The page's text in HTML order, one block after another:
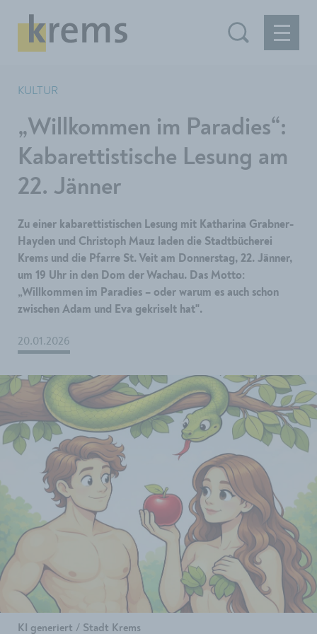
KULTUR
„Willkommen im Paradies“:
Kabarettistische Lesung am
22. Jänner
Zu einer kabarettistischen Lesung mit Katharina Grabner-
Hayden und Christoph Mauz laden die Stadtbücherei
Krems und die Pfarre St. Veit am Donnerstag, 22. Jänner,
um 19 Uhr in den Dom der Wachau. Das Motto:
„Willkommen im Paradies – oder warum es auch schon
zwischen Adam und Eva gekriselt hat".
20.01.2026
KI generiert / Stadt Krems